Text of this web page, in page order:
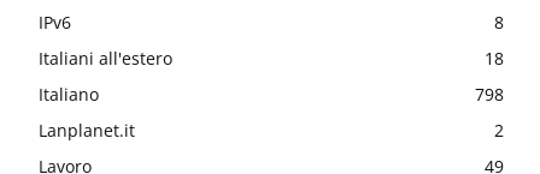
IPv6
8
Italiani all'estero
18
Italiano
798
Lanplanet.it
2
Lavoro
49